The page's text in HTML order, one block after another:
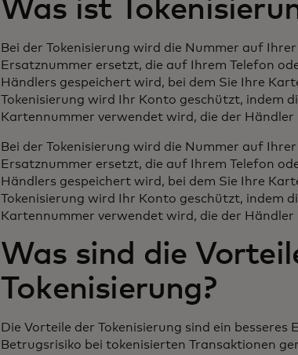
Was ist
Bei der Tokenisierung wird die Nummer auf
Ersatznummer ersetzt, die auf Ihrem Telefon
Händlers gespeichert wird, bei dem Sie Ihre
Tokenisierung wird Ihr Konto geschützt, indem
Kartennummer verwendet wird, die der
Bei der Tokenisierung wird die Nummer auf
Ersatznummer ersetzt, die auf Ihrem Telefon
Händlers gespeichert wird, bei dem Sie Ihre
Tokenisierung wird Ihr Konto geschützt, indem
Kartennummer verwendet wird, die der
Was sind die
Tokenisierung?
Die Vorteile der Tokenisierung sind ein
Betrugsrisiko bei tokenisierten Transaktionen